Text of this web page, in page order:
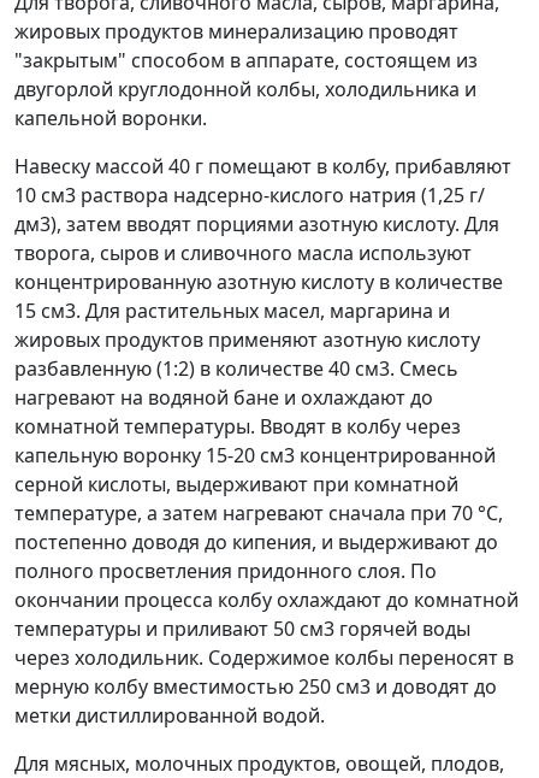
жировых продуктов минерализацию проводят
"закрытым" способом в аппарате, состоящем из
двугорлой круглодонной колбы, холодильника и
капельной воронки.
Навеску массой 40 г помещают в колбу, прибавляют
10 см3 раствора надсерно-кислого натрия (1,25 г/
дм3), затем вводят порциями азотную кислоту. Для
творога, сыров и сливочного масла используют
концентрированную азотную кислоту в количестве
15 см3. Для растительных масел, маргарина и
жировых продуктов применяют азотную кислоту
разбавленную (1:2) в количестве 40 см3. Смесь
нагревают на водяной бане и охлаждают до
комнатной температуры. Вводят в колбу через
капельную воронку 15-20 см3 концентрированной
серной кислоты, выдерживают при комнатной
температуре, а затем нагревают сначала при 70 °С,
постепенно доводя до кипения, и выдерживают до
полного просветления придонного слоя. По
окончании процесса колбу охлаждают до комнатной
температуры и приливают 50 см3 горячей воды
через холодильник. Содержимое колбы переносят в
мерную колбу вместимостью 250 см3 и доводят до
метки дистиллированной водой.
Для мясных, молочных продуктов, овощей, плодов,